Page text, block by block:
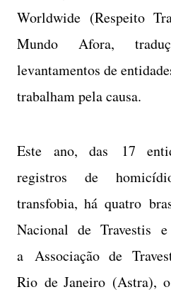
Worldwide (Respeito
Mundo Afora,
levantamentos de
trabalham pela causa.
Este ano, das 17
registros de
transfobia, há quatro
Nacional de Travestis
a Associação de
Rio de Janeiro (Astra),